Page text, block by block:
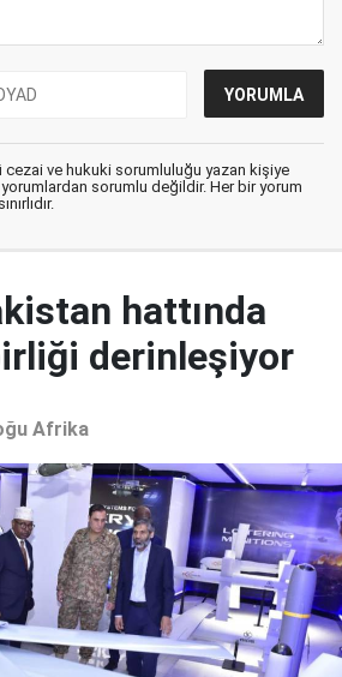
cezai ve hukuki sorumluluğu yazan kişiye
sorumlu değildir. Her bir yorum
hattında
derinleşiyor
Afrika